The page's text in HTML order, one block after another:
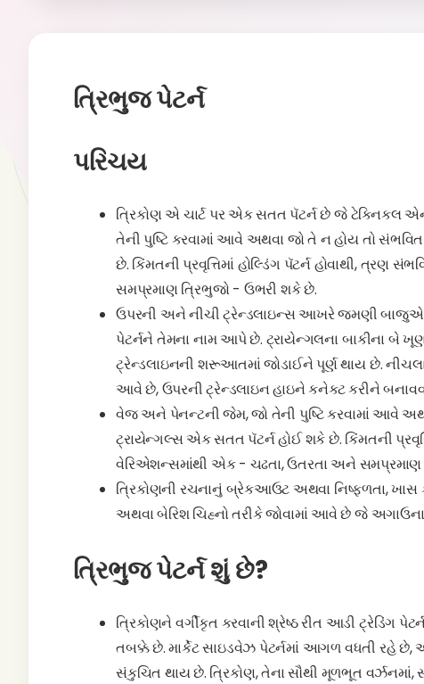
ત્રિભુજ પેટર્ન
પરિચય
ત્રિકોણ એ ચાર્ટ પર એક સતત પૅટર્ન છે જે
તેની પુષ્ટિ કરવામાં આવે અથવા જો તે ન હોય તો
છે. કિંમતની પ્રવૃત્તિમાં હોલ્ડિંગ પૅટર્ન હોવાથી,
સમપ્રમાણ ત્રિભુજો - ઉભરી શકે છે.
ઉપરની અને નીચી ટ્રેન્ડલાઇન્સ આખરે જમણી બાજુએ
પેટર્નને તેમના નામ આપે છે. ટ્રાયેન્ગલના બાકીના બે
ટ્રેન્ડલાઇનની શરૂઆતમાં જોડાઈને પૂર્ણ થાય છે.
આવે છે, ઉપરની ટ્રેન્ડલાઇન હાઇને કનેક્ટ કરીને
વેજ અને પેનન્ટની જેમ, જો તેની પુષ્ટિ કરવામાં આવે
ટ્રાયેન્ગલ્સ એક સતત પૅટર્ન હોઈ શકે છે. કિંમતની
વેરિએશન્સમાંથી એક - ચઢતા, ઉતરતા અને સમપ્રમાણ
ત્રિકોણની રચનાનું બ્રેકઆઉટ અથવા નિષ્ફળતા, ખાસ
અથવા બેરિશ ચિહ્નો તરીકે જોવામાં આવે છે જે
ત્રિભુજ પેટર્ન શું છે?
ત્રિકોણને વર્ગીકૃત કરવાની શ્રેષ્ઠ રીત આડી ટ્રેડિંગ
તબક્કે છે. માર્કેટ સાઇડવેઝ પેટર્નમાં આગળ વધતી રહે
સંકુચિત થાય છે. ત્રિકોણ, તેના સૌથી મૂળભૂત